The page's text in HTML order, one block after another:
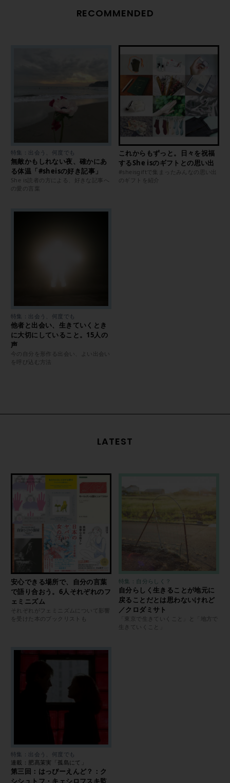
RECOMMENDED
特集：出会う、何度でも
無敵かもしれない夜、確かにあ
る体温「#sheisの好き記事」
She is読者の方による、好きな記事へ
の愛の言葉
これからもずっと。日々を祝福
するShe isのギフトとの思い出
#sheisgiftで集まったみんなの思い出
のギフトを紹介
特集：出会う、何度でも
他者と出会い、生きていくとき
に大切にしていること。15人の
声
今の自分を形作る出会い、よい出会い
を呼び込む方法
LATEST
安心できる場所で、自分の言葉
で語り合おう。6人それぞれのフ
ェミニズム
それぞれがフェミニズムについて影響
を受けた本のブックリストも
特集：自分らしく？
自分らしく生きることが地元に
戻ることだとは思わないけれど
／クロダミサト
「東京で生きていくこと」と「地方で
生きていくこと」
特集：出会う、何度でも
連載：肥髙茉実「孤島にて」
第三回：はっぴーえんど？：ク